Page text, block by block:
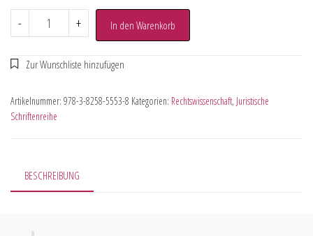
- + In den Warenkorb
Artikelnummer: 978-3-8258-5553-8 Kategorien: Rechtswissenschaft, Juristische
Schriftenreihe
BESCHREIBUNG